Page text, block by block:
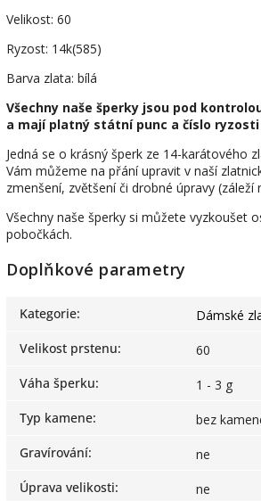
Velikost: 60
Ryzost: 14k(585)
Barva zlata: bílá
Všechny naše šperky jsou pod
a mají platný státní punc a číslo ryzosti
Jedná se o krásný šperk ze 14-karátového
Vám můžeme na přání upravit v naší
zmenšení, zvětšení či drobné úpravy (záleží
Všechny naše šperky si můžete vyzkoušet
pobočkách.
Doplňkové parametry
Kategorie:
Dámské
Velikost prstenu:
60
Váha šperku:
1 - 3 g
Typ kamene:
bez
Gravírování:
ne
Úprava velikosti:
ne